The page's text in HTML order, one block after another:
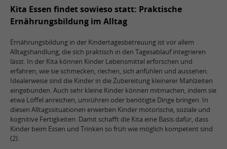
Kita Essen findet sowieso statt: Praktische
Ernährungsbildung im Alltag
Ernährungsbildung in der Kindertagesbetreuung ist vor allem
Alltagshandlung, die sich praktisch in den Tagesablauf integrieren
lässt. In der Kita können Kinder Lebensmittel erforschen und
erfahren, wie sie schmecken, riechen, sich anfühlen und aussehen.
Idealerweise sind die Kinder in die Zubereitung kleinerer Mahlzeiten
eingebunden. Auch sehr kleine Kinder können mitmachen, indem sie
etwa Löffel anreichen, umrühren oder benötigte Dinge bringen. In
diesen Alltagssituationen erwerben Kinder motorische, soziale und
kognitive Fertigkeiten. Damit schafft die Kita eine Basis dafür, dass
Kinder beim Essen und Trinken so früh wie möglich kompetent sind
(2).